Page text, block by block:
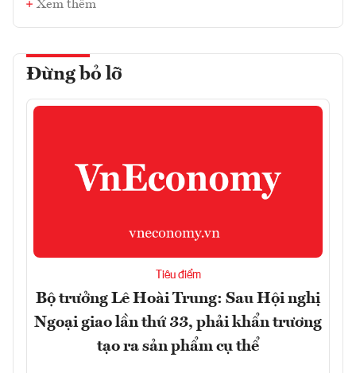
Xem thêm
Đừng bỏ lỡ
Tiêu điểm
Bộ trưởng Lê Hoài Trung: Sau Hội nghị
Ngoại giao lần thứ 33, phải khẩn trương
tạo ra sản phẩm cụ thể